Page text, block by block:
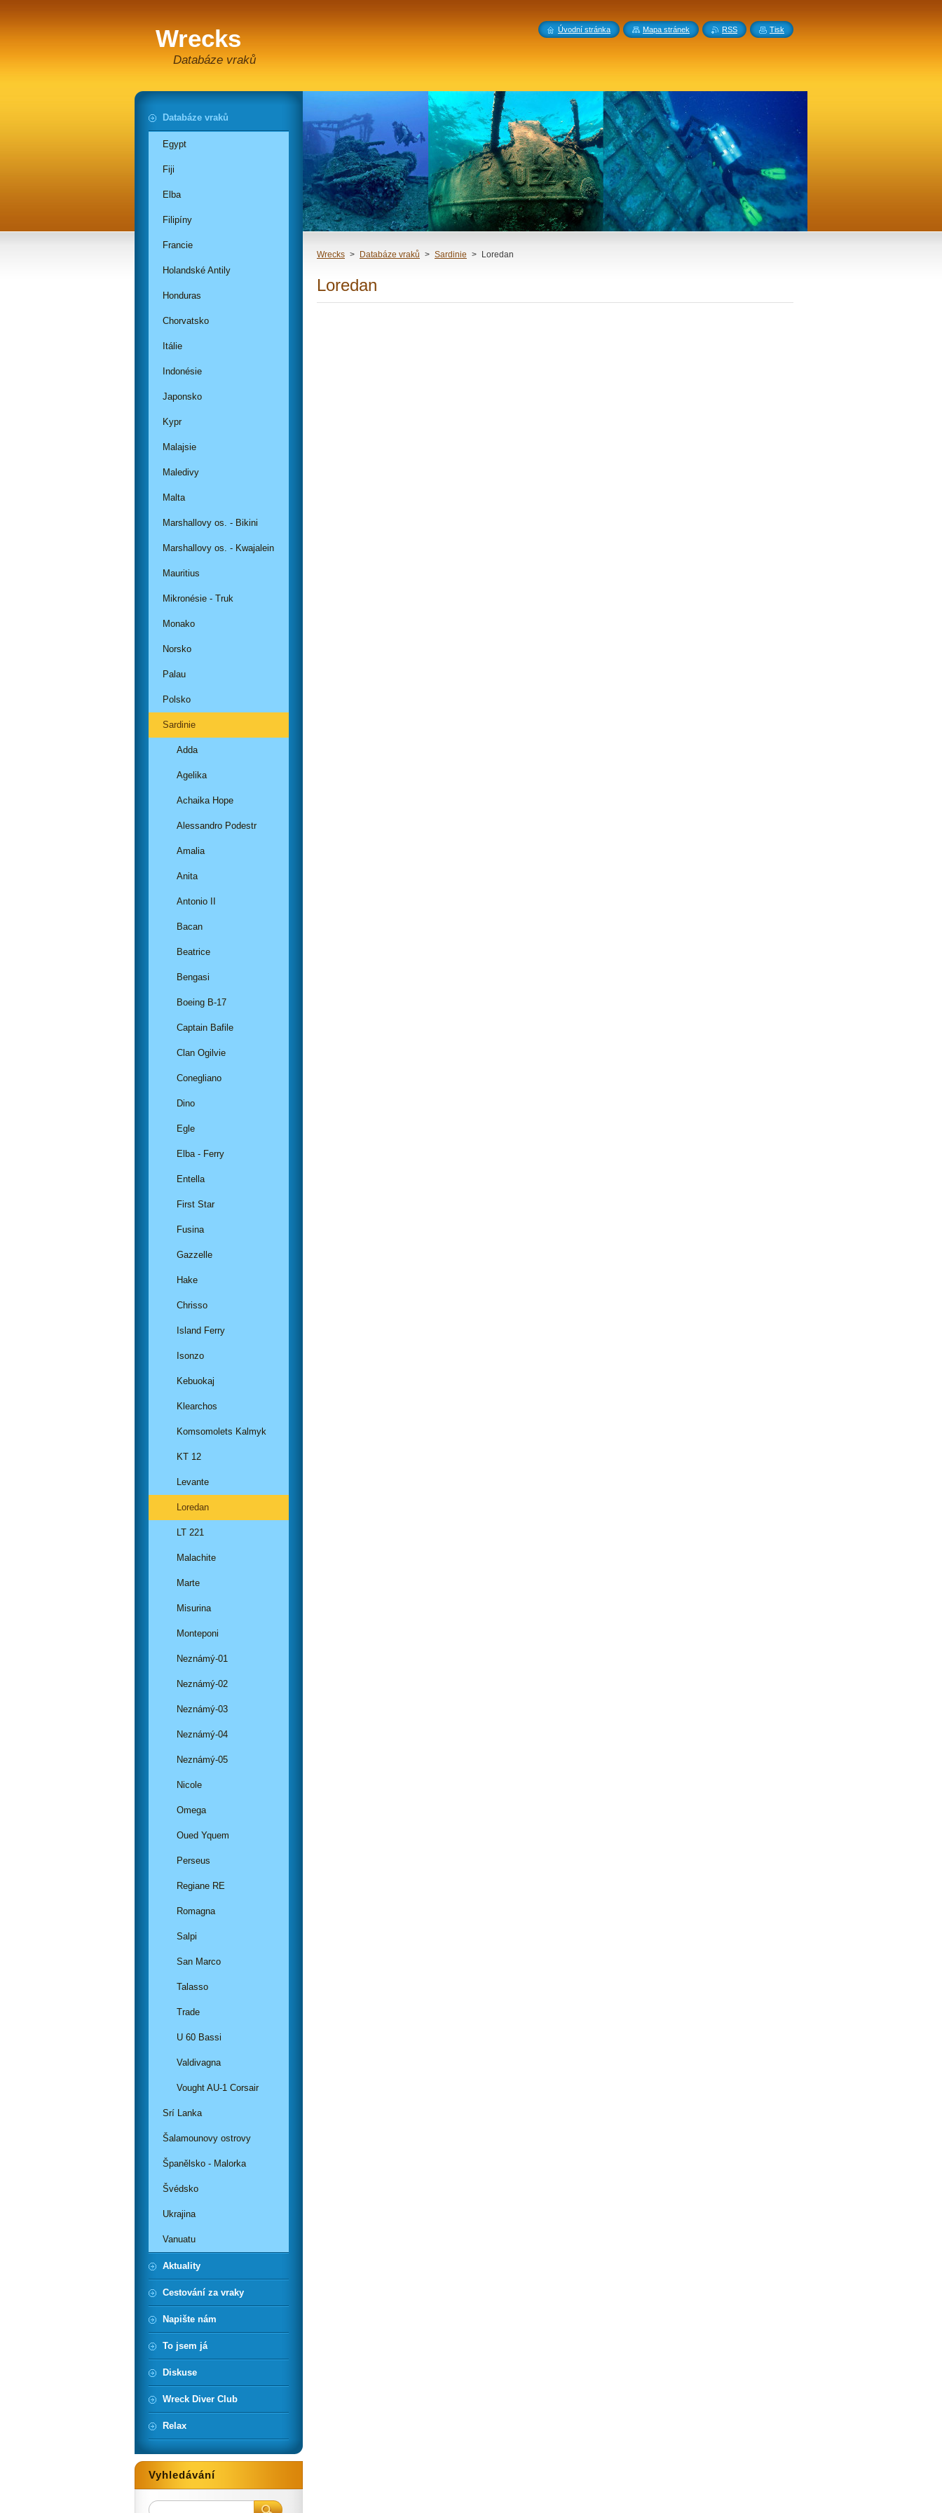
Wrecks
Databáze vraků
Wrecks > Databáze vraků > Sardinie > Loredan
Loredan
Databáze vraků
Egypt
Fiji
Elba
Filipíny
Francie
Holandské Antily
Honduras
Chorvatsko
Itálie
Indonésie
Japonsko
Kypr
Malajsie
Maledivy
Malta
Marshallovy os. - Bikini
Marshallovy os. - Kwajalein
Mauritius
Mikronésie - Truk
Monako
Norsko
Palau
Polsko
Sardinie
Adda
Agelika
Achaika Hope
Alessandro Podestr
Amalia
Anita
Antonio II
Bacan
Beatrice
Bengasi
Boeing B-17
Captain Bafile
Clan Ogilvie
Conegliano
Dino
Egle
Elba - Ferry
Entella
First Star
Fusina
Gazzelle
Hake
Chrisso
Island Ferry
Isonzo
Kebuokaj
Klearchos
Komsomolets Kalmyk
KT 12
Levante
Loredan
LT 221
Malachite
Marte
Misurina
Monteponi
Neznámý-01
Neznámý-02
Neznámý-03
Neznámý-04
Neznámý-05
Nicole
Omega
Oued Yquem
Perseus
Regiane RE
Romagna
Salpi
San Marco
Talasso
Trade
U 60 Bassi
Valdivagna
Vought AU-1 Corsair
Srí Lanka
Šalamounovy ostrovy
Španělsko - Malorka
Švédsko
Ukrajina
Vanuatu
Aktuality
Cestování za vraky
Napište nám
To jsem já
Diskuse
Wreck Diver Club
Relax
Vyhledávání
Úvodní stránka Mapa stránek RSS Tisk